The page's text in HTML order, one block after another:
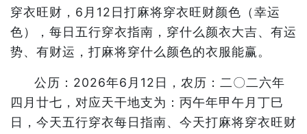
穿衣旺财，6月12日打麻将穿衣旺财颜色（幸运
色），每日五行穿衣指南，穿什么颜衣大吉、有运
势、有财运，打麻将穿什么颜色的衣服能赢。
公历：2026年6月12日，农历：二〇二六年
四月廿七，对应天干地支为：丙午年甲午月丁巳
日，今天五行穿衣每日指南、今天打麻将穿衣旺财